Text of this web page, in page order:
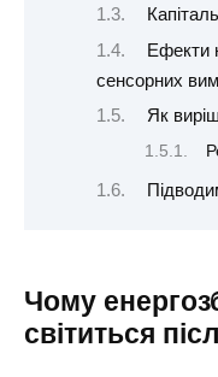
Ефекти
сенсорних
Як
Чому
світиться